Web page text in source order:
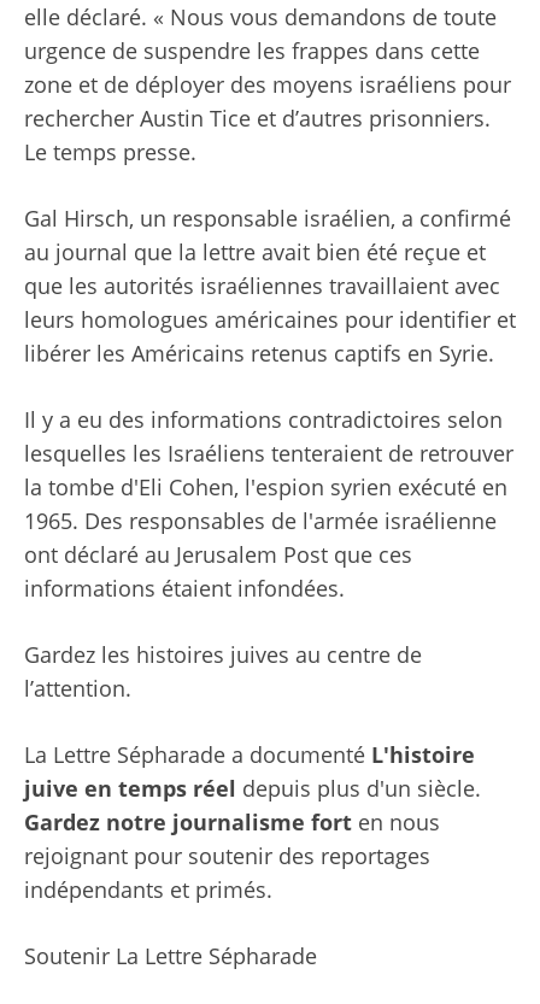
elle déclaré. « Nous vous demandons de toute
urgence de suspendre les frappes dans cette
zone et de déployer des moyens israéliens pour
rechercher Austin Tice et d’autres prisonniers.
Le temps presse.
Gal Hirsch, un responsable israélien, a confirmé
au journal que la lettre avait bien été reçue et
que les autorités israéliennes travaillaient avec
leurs homologues américaines pour identifier et
libérer les Américains retenus captifs en Syrie.
Il y a eu des informations contradictoires selon
lesquelles les Israéliens tenteraient de retrouver
la tombe d'Eli Cohen, l'espion syrien exécuté en
1965. Des responsables de l'armée israélienne
ont déclaré au Jerusalem Post que ces
informations étaient infondées.
Gardez les histoires juives au centre de
l’attention.
La Lettre Sépharade a documenté L'histoire
juive en temps réel depuis plus d'un siècle.
Gardez notre journalisme fort en nous
rejoignant pour soutenir des reportages
indépendants et primés.
Soutenir La Lettre Sépharade